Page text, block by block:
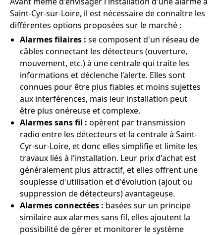
Saint-Cyr-sur-Loire, il est nécessaire de connaître les
différentes options proposées sur le marché :
Alarmes filaires : se composent d'un réseau de
câbles connectant les détecteurs (ouverture,
mouvement, etc.) à une centrale qui traite les
informations et déclenche l'alerte. Elles sont
connues pour être plus fiables et moins sujettes
aux interférences, mais leur installation peut
être plus onéreuse et complexe.
Alarmes sans fil : opèrent par transmission
radio entre les détecteurs et la centrale à Saint-
Cyr-sur-Loire, et donc elles simplifie et limite les
travaux liés à l'installation. Leur prix d'achat est
généralement plus attractif, et elles offrent une
souplesse d'utilisation et d'évolution (ajout ou
suppression de détecteurs) avantageuse.
Alarmes connectées : basées sur un principe
similaire aux alarmes sans fil, elles ajoutent la
possibilité de gérer et monitorer le système